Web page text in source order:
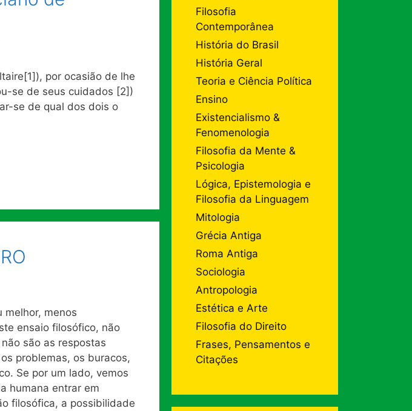
por ocasião de lhe
se de seus cuidados [2])
se de qual dos dois o
melhor, menos
ensaio filosófico, não
são as respostas
problemas, os buracos,
Se por um lado, vemos
humana entrar em
filosófica, a possibilidade
Filosofia
Contemporânea
História do Brasil
História Geral
Teoria e Ciência Política
Ensino
Existencialismo &
Fenomenologia
Filosofia da Mente &
Psicologia
Lógica, Epistemologia e
Filosofia da Linguagem
Mitologia
Grécia Antiga
Roma Antiga
Sociologia
Antropologia
Estética e Arte
Filosofia do Direito
Frases, Pensamentos e
Citações